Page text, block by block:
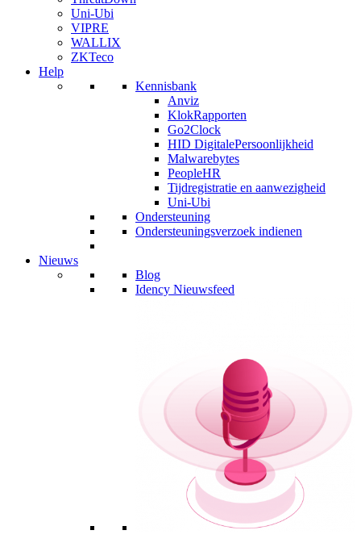
Uni-Ubi
VIPRE
WALLIX
ZKTeco
Help
Kennisbank
Anviz
KlokRapporten
Go2Clock
HID DigitalePersoonlijkheid
Malwarebytes
PeopleHR
Tijdregistratie en aanwezigheid
Uni-Ubi
Ondersteuning
Ondersteuningsverzoek indienen
Nieuws
Blog
Idency Nieuwsfeed